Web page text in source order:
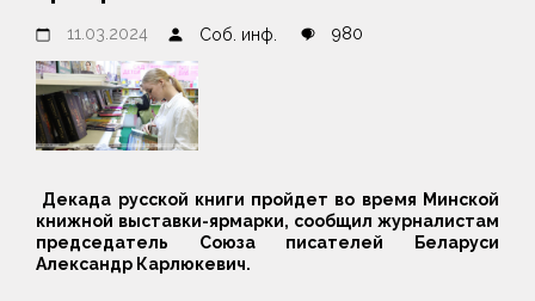
11.03.2024 Соб. инф. 980
Декада русской книги пройдет во время Минской
книжной выставки-ярмарки, сообщил журналистам
председатель Союза писателей Беларуси
Александр Карлюкевич.